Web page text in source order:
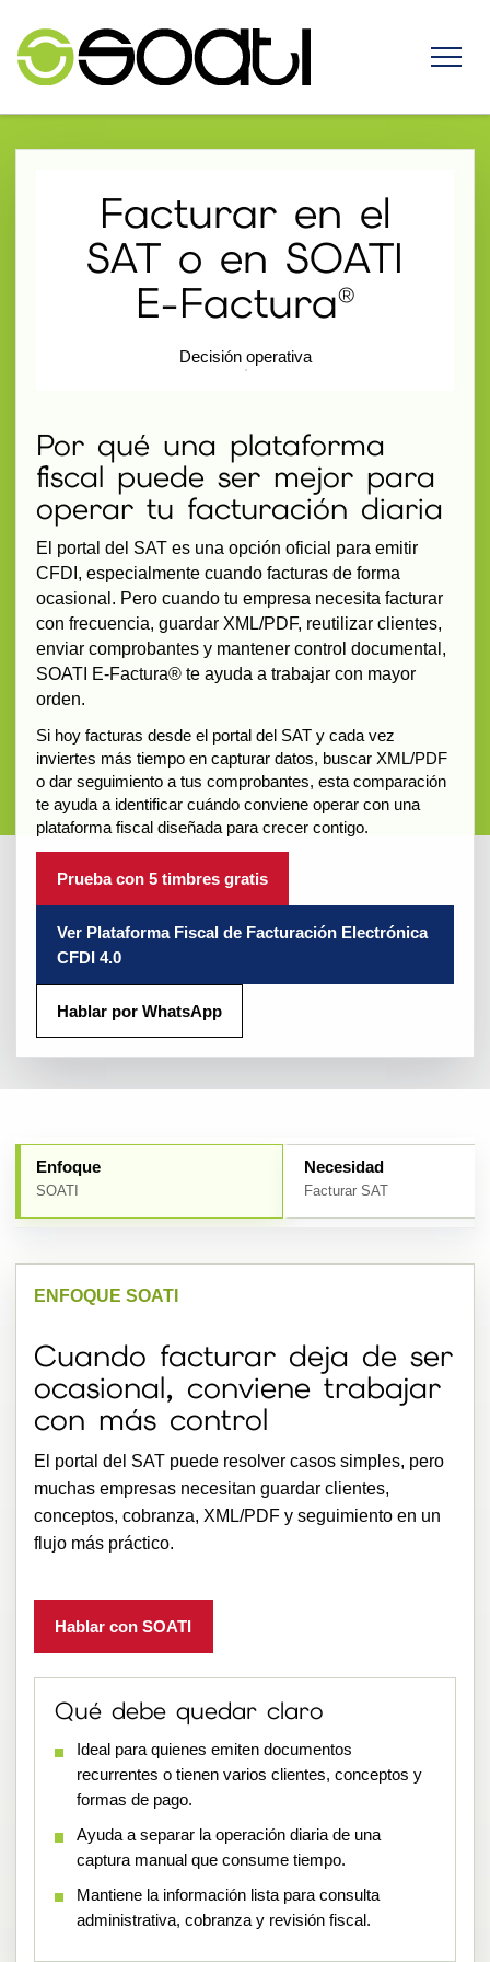
Facturar en el
SAT o en SOATI
E-Factura®
Decisión operativa
Por qué una plataforma
fiscal puede ser mejor para
operar tu facturación diaria
El portal del SAT es una opción oficial para emitir
CFDI, especialmente cuando facturas de forma
ocasional. Pero cuando tu empresa necesita facturar
con frecuencia, guardar XML/PDF, reutilizar clientes,
enviar comprobantes y mantener control documental,
SOATI E-Factura® te ayuda a trabajar con mayor
orden.
Si hoy facturas desde el portal del SAT y cada vez
inviertes más tiempo en capturar datos, buscar XML/PDF
o dar seguimiento a tus comprobantes, esta comparación
te ayuda a identificar cuándo conviene operar con una
plataforma fiscal diseñada para crecer contigo.
Prueba con 5 timbres gratis
Ver Plataforma Fiscal de Facturación Electrónica
CFDI 4.0
Hablar por WhatsApp
Enfoque
SOATI
Necesidad
Facturar SAT
ENFOQUE SOATI
Cuando facturar deja de ser
ocasional, conviene trabajar
con más control
El portal del SAT puede resolver casos simples, pero
muchas empresas necesitan guardar clientes,
conceptos, cobranza, XML/PDF y seguimiento en un
flujo más práctico.
Hablar con SOATI
Qué debe quedar claro
Ideal para quienes emiten documentos
recurrentes o tienen varios clientes, conceptos y
formas de pago.
Ayuda a separar la operación diaria de una
captura manual que consume tiempo.
Mantiene la información lista para consulta
administrativa, cobranza y revisión fiscal.